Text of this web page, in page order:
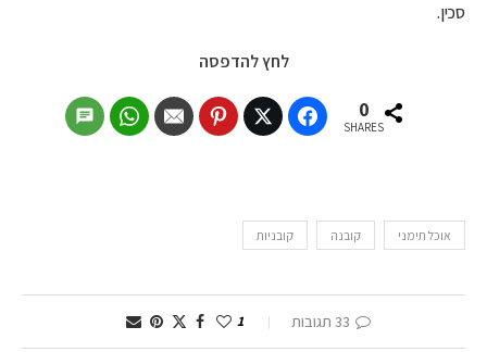
סכין.
לחץ להדפסה
0
SHARES
אוכל תימני קובנה קובניות
33 תגובות 1